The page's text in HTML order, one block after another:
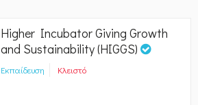
Higher Incubator Giving Growth
and Sustainability (HIGGS)
Εκπαίδευση Κλειστό